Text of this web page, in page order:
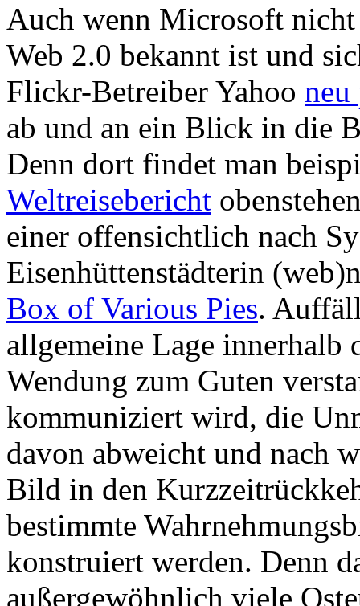
Auch wenn Microsoft
Web 2.0 bekannt ist und
Flickr-Betreiber Yahoo neu
ab und an ein Blick in die
Denn dort findet man
Weltreisebericht
einer offensichtlich nach
Eisenhüttenstädterin
Box of Various Pies.
allgemeine Lage innerhalb
Wendung zum Guten
kommuniziert wird, die
davon abweicht und nach
Bild in den
bestimmte
konstruiert werden. Denn
außergewöhnlich viele